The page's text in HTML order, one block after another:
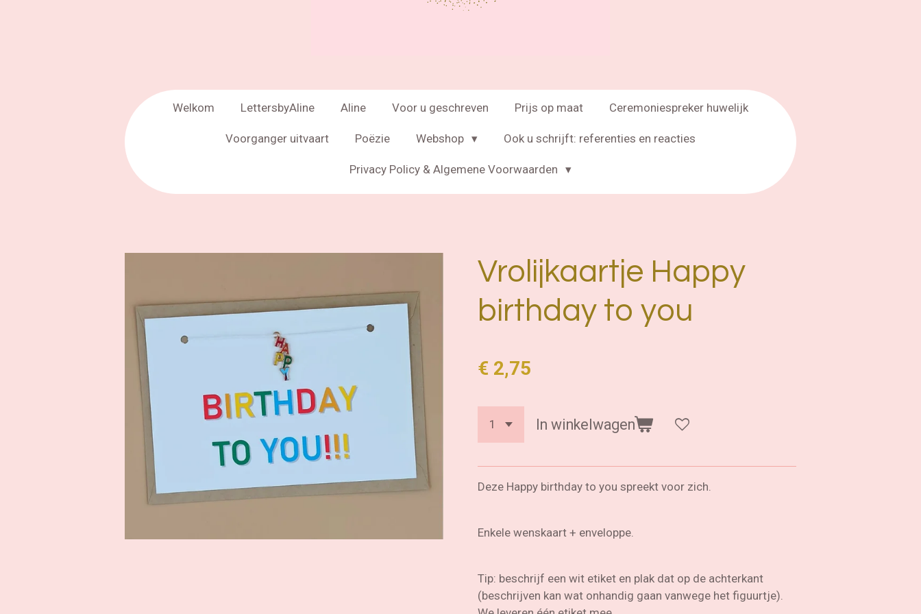
Welkom LettersbyAline Aline Voor u geschreven Prijs op maat Ceremoniespreker huwelijk
Voorganger uitvaart Poëzie Webshop Ook u schrijft: referenties en reacties
Privacy Policy & Algemene Voorwaarden
Vrolijkaartje Happy
birthday to you
€ 2,75
In winkelwagen
Deze Happy birthday to you spreekt voor zich.
Enkele wenskaart + enveloppe.
Tip: beschrijf een wit etiket en plak dat op de achterkant
(beschrijven kan wat onhandig gaan vanwege het figuurtje).